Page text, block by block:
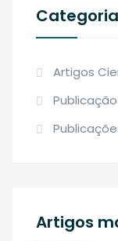
Artigos
Artigos